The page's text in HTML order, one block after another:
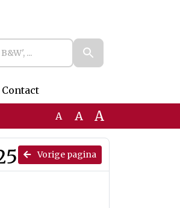
Contact
A A A
Vorige pagina